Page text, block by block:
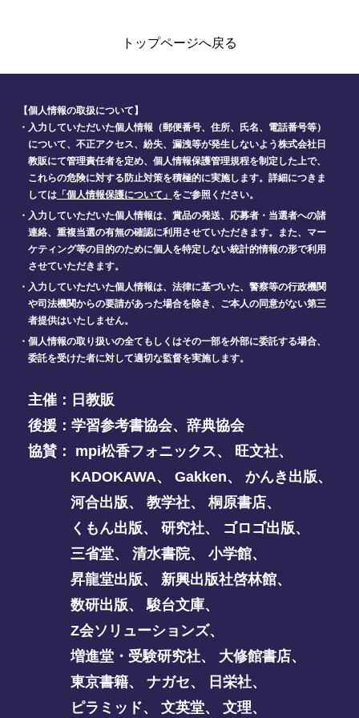
トップページへ戻る
【個人情報の取扱について】
・入力していただいた個人情報（郵便番号、住所、氏名、電話番号等）
について、不正アクセス、紛失、漏洩等が発生しないよう株式会社日
教販にて管理責任者を定め、個人情報保護管理規程を制定した上で、
これらの危険に対する防止対策を積極的に実施します。詳細につきま
しては「個人情報保護について」 をご参照ください。
・入力していただいた個人情報は、賞品の発送、応募者・当選者への諸
連絡、重複当選の有無の確認に利用させていただきます。また、マー
ケティング等の目的のために個人を特定しない統計的情報の形で利用
させていただきます。
・入力していただいた個人情報は、法律に基づいた、警察等の行政機関
や司法機関からの要請があった場合を除き、ご本人の同意がない第三
者提供はいたしません。
・個人情報の取り扱いの全てもしくはその一部を外部に委託する場合、
委託を受けた者に対して適切な監督を実施します。
主催： 日教販
後援： 学習参考書協会、 辞典協会
協賛： mpi松香フォニックス、 旺文社、
KADOKAWA、 Gakken、 かんき出版、
河合出版、 教学社、 桐原書店、
くもん出版、 研究社、 ゴロゴ出版、
三省堂、 清水書院、 小学館、
昇龍堂出版、 新興出版社啓林館、
数研出版、 駿台文庫、
Z会ソリューションズ、
増進堂・受験研究社、 大修館書店、
東京書籍、 ナガセ、 日栄社、
ピラミッド、 文英堂、 文理、